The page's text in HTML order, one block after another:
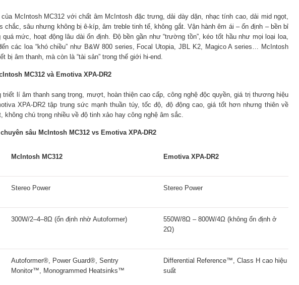
McIntosh MC312 với chất âm McIntosh đặc trưng, dải dày dặn, nhạc tính cao, dải mid ngọt,
chắc, sâu nhưng không bị ê-kíp, âm treble tinh tế, không gắt. Vận hành êm ái – ổn định – bền bỉ
quá mức, hoạt động lâu dài ổn định. Độ bền gần như “trường tồn”, kéo tốt hầu như mọi loại loa,
các loa “khó chiều” như B&W 800 series, Focal Utopia, JBL K2, Magico A series… McIntosh
bị âm thanh, mà còn là “tài sản” trong thế giới hi-end.
MC312 và Emotiva XPA-DR2
triết lí âm thanh sang trọng, mượt, hoàn thiện cao cấp, công nghệ độc quyền, giá trị thương hiệu
XPA-DR2 tập trung sức mạnh thuần túy, tốc độ, độ động cao, giá tốt hơn nhưng thiên về
không chú trọng nhiều về độ tinh xảo hay công nghệ âm sắc.
sâu McIntosh MC312 vs Emotiva XPA-DR2
McIntosh MC312 Emotiva XPA-DR2
Stereo Power Stereo Power
300W/2–4–8Ω (ổn định nhờ Autoformer)
550W/8Ω – 800W/4Ω (không ổn định ở
2Ω)
Autoformer®, Power Guard®, Sentry
Monitor™, Monogrammed Heatsinks™
Differential Reference™, Class H cao hiệu
suất